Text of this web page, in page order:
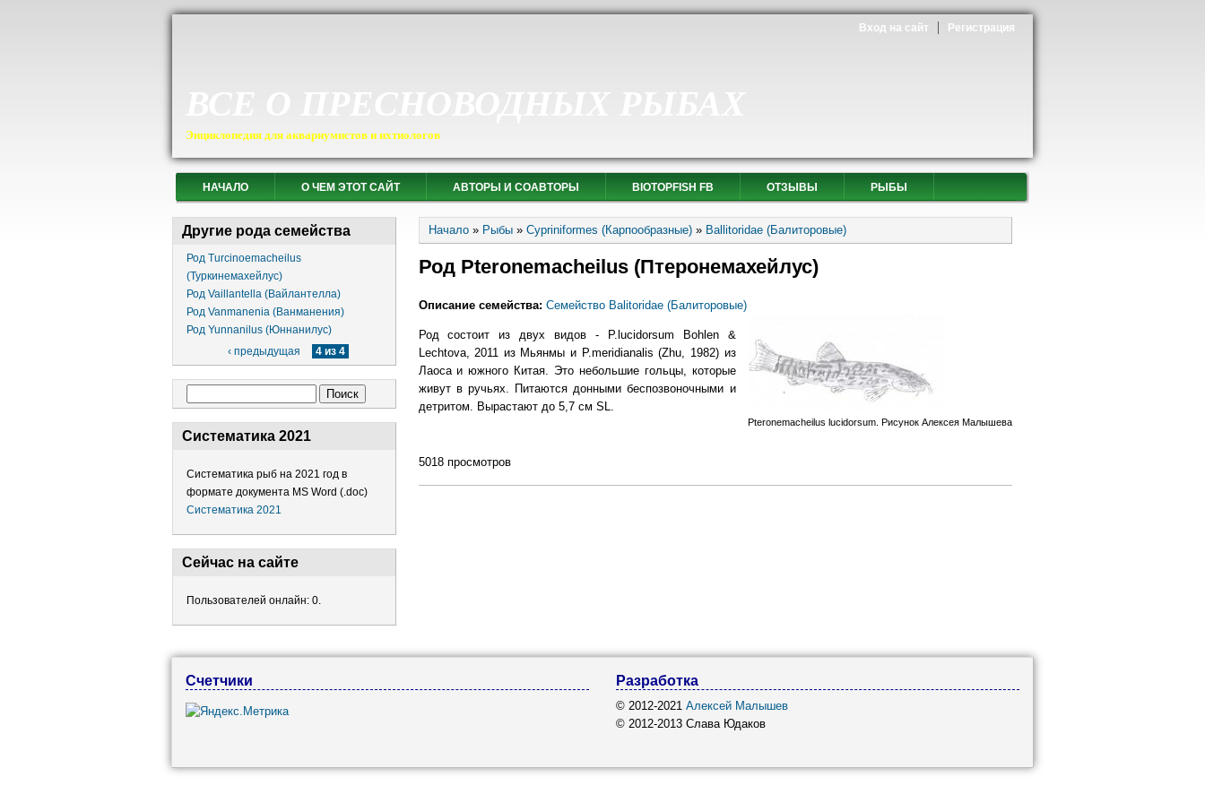
Энциклопедия для аквариумистов и ихтиологов
Вход на сайт Регистрация
НАЧАЛО О ЧЕМ ЭТОТ САЙТ АВТОРЫ И СОАВТОРЫ BIOTOPFISH FB ОТЗЫВЫ РЫБЫ
Другие рода семейства
Род Turcinoemacheilus
(Туркинемахейлус)
Род Vaillantella (Вайлантелла)
Род Vanmanenia (Ванманения)
Род Yunnanilus (Юннанилус)
‹ предыдущая
4 из 4
Систематика 2021
Систематика рыб на 2021 год в
формате документа MS Word (.doc)
Систематика 2021
Сейчас на сайте
Пользователей онлайн: 0.
Вы здесь
Начало » Рыбы » Cypriniformes (Карпообразные) » Ballitoridae (Балиторовые)
Род Pteronemacheilus (Птеронемахейлус)
Описание семейства: Семейство Balitoridae (Балиторовые)
Pteronemacheilus lucidorsum. Рисунок Алексея Малышева
Род состоит из двух видов - P.lucidorsum Bohlen &
Lechtova, 2011 из Мьянмы и P.meridianalis (Zhu, 1982) из
Лаоса и южного Китая. Это небольшие гольцы, которые
живут в ручьях. Питаются донными беспозвоночными и
детритом. Вырастают до 5,7 см SL.
5018 просмотров
Счетчики Разработка
© 2012-2021 Алексей Малышев
© 2012-2013 Слава Юдаков